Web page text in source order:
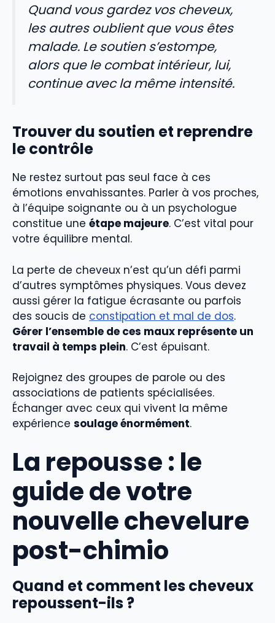
Quand vous gardez vos cheveux,
les autres oublient que vous êtes
malade. Le soutien s’estompe,
alors que le combat intérieur, lui,
continue avec la même intensité.
Trouver du soutien et reprendre
le contrôle
Ne restez surtout pas seul face à ces
émotions envahissantes. Parler à vos proches,
à l’équipe soignante ou à un psychologue
constitue une étape majeure. C’est vital pour
votre équilibre mental.
La perte de cheveux n’est qu’un défi parmi
d’autres symptômes physiques. Vous devez
aussi gérer la fatigue écrasante ou parfois
des soucis de constipation et mal de dos.
Gérer l’ensemble de ces maux représente un
travail à temps plein. C’est épuisant.
Rejoignez des groupes de parole ou des
associations de patients spécialisées.
Échanger avec ceux qui vivent la même
expérience soulage énormément.
La repousse : le
guide de votre
nouvelle chevelure
post-chimio
Quand et comment les cheveux
repoussent-ils ?